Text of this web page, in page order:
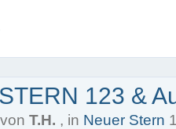
123 &
T.H. , in Neuer Stern